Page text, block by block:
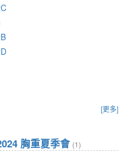
[更多]
胸重夏季會 (1)